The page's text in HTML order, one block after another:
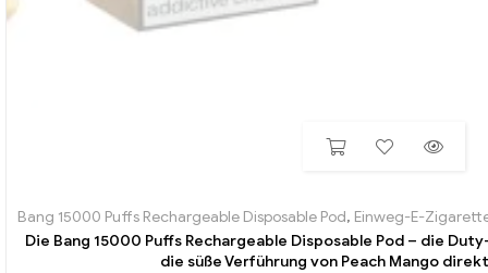
Bang 15000 Puffs Rechargeable Disposable Pod, Einweg-E-
Die Bang 15000 Puffs Rechargeable Disposable Pod – die
die süße Verführung von Peach Mango